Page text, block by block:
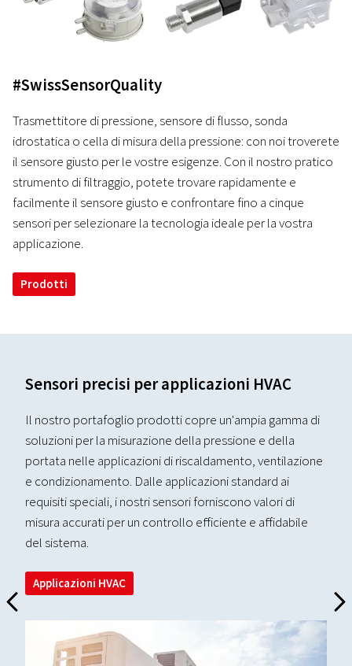
#SwissSensorQuality
Trasmettitore di pressione, sensore di flusso, sonda
idrostatica o cella di misura della pressione: con noi troverete
il sensore giusto per le vostre esigenze. Con il nostro pratico
strumento di filtraggio, potete trovare rapidamente e
facilmente il sensore giusto e confrontare fino a cinque
sensori per selezionare la tecnologia ideale per la vostra
applicazione.
Prodotti
H
Sensori precisi per applicazioni HVAC
Il nostro portafoglio prodotti copre un'ampia gamma di
soluzioni per la misurazione della pressione e della
portata nelle applicazioni di riscaldamento, ventilazione
e condizionamento. Dalle applicazioni standard ai
requisiti speciali, i nostri sensori forniscono valori di
misura accurati per un controllo efficiente e affidabile
del sistema.
Applicazioni HVAC
I